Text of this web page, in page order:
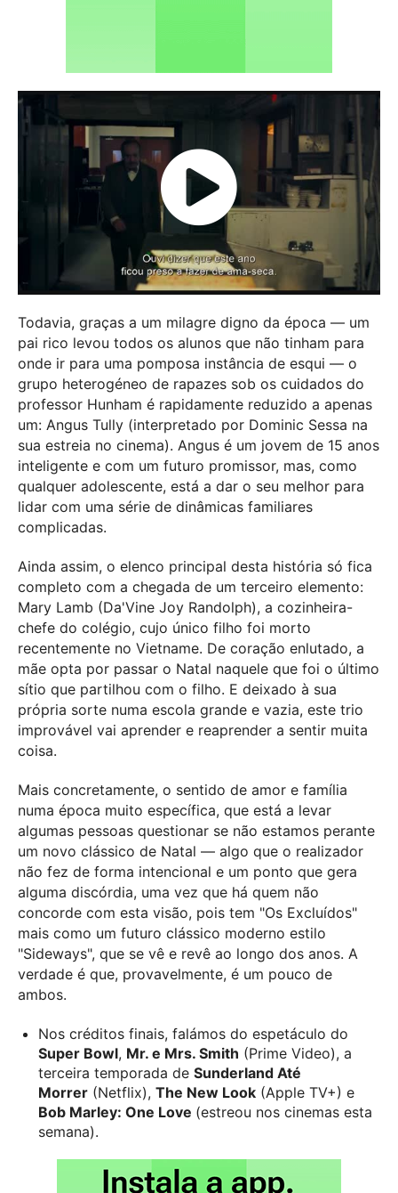
Todavia, graças a um milagre digno da época — um
pai rico levou todos os alunos que não tinham para
onde ir para uma pomposa instância de esqui — o
grupo heterogéneo de rapazes sob os cuidados do
professor Hunham é rapidamente reduzido a apenas
um: Angus Tully (interpretado por Dominic Sessa na
sua estreia no cinema). Angus é um jovem de 15 anos
inteligente e com um futuro promissor, mas, como
qualquer adolescente, está a dar o seu melhor para
lidar com uma série de dinâmicas familiares
complicadas.
Ainda assim, o elenco principal desta história só fica
completo com a chegada de um terceiro elemento:
Mary Lamb (Da'Vine Joy Randolph), a cozinheira-
chefe do colégio, cujo único filho foi morto
recentemente no Vietname. De coração enlutado, a
mãe opta por passar o Natal naquele que foi o último
sítio que partilhou com o filho. E deixado à sua
própria sorte numa escola grande e vazia, este trio
improvável vai aprender e reaprender a sentir muita
coisa.
Mais concretamente, o sentido de amor e família
numa época muito específica, que está a levar
algumas pessoas questionar se não estamos perante
um novo clássico de Natal — algo que o realizador
não fez de forma intencional e um ponto que gera
alguma discórdia, uma vez que há quem não
concorde com esta visão, pois tem "Os Excluídos"
mais como um futuro clássico moderno estilo
"Sideways", que se vê e revê ao longo dos anos. A
verdade é que, provavelmente, é um pouco de
ambos.
Nos créditos finais, falámos do espetáculo do
Super Bowl, Mr. e Mrs. Smith (Prime Video), a
terceira temporada deSunderland Até
Morrer (Netflix),The New Look (Apple TV+) e
Bob Marley: One Love (estreou nos cinemas esta
semana).